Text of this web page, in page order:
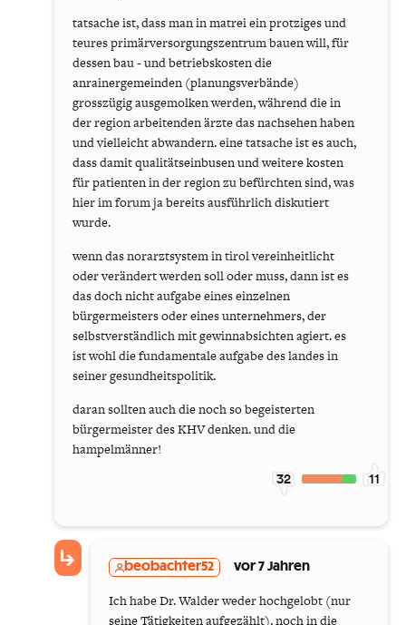
tatsache ist, dass man in matrei ein protziges und
teures primärversorgungszentrum bauen will, für
dessen bau - und betriebskosten die
anrainergemeinden (planungsverbände)
grosszügig ausgemolken werden, während die in
der region arbeitenden ärzte das nachsehen haben
und vielleicht abwandern. eine tatsache ist es auch,
dass damit qualitätseinbusen und weitere kosten
für patienten in der region zu befürchten sind, was
hier im forum ja bereits ausführlich diskutiert
wurde.
wenn das norarztsystem in tirol vereinheitlicht
oder verändert werden soll oder muss, dann ist es
das doch nicht aufgabe eines einzelnen
bürgermeisters oder eines unternehmers, der
selbstverständlich mit gewinnabsichten agiert. es
ist wohl die fundamentale aufgabe des landes in
seiner gesundheitspolitik.
daran sollten auch die noch so begeisterten
bürgermeister des KHV denken. und die
hampelmänner!
32 11
beobachter52 vor 7 Jahren
Ich habe Dr. Walder weder hochgelobt (nur
seine Tätigkeiten aufgezählt), noch in die